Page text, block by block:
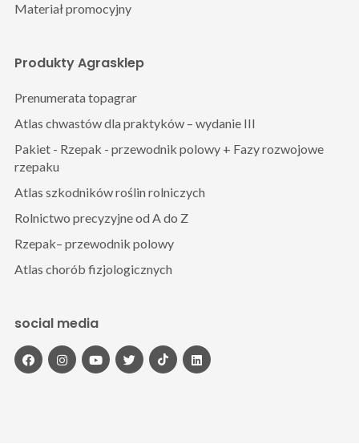
Produkty Agrasklep
Prenumerata topagrar
Atlas chwastów dla praktyków – wydanie III
Pakiet - Rzepak - przewodnik polowy + Fazy rozwojowe
rzepaku
Atlas szkodników roślin rolniczych
Rolnictwo precyzyjne od A do Z
Rzepak– przewodnik polowy
Atlas chorób fizjologicznych
Materiał promocyjny
social media